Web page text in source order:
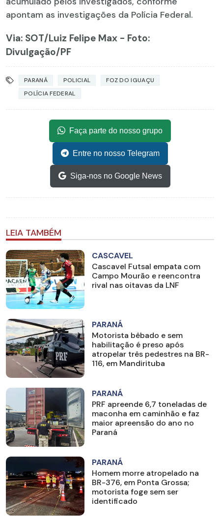
apontam as investigações da Polícia Federal.
Via: SOT/Luiz Felipe Max - Foto:
Divulgação/PF
PARANÁ POLICIAL
FOZ DO IGUAÇU
POLÍCIA FEDERAL
Faça parte do nosso grupo
Entre no nosso Telegram
Siga-nos no Google News
LEIA TAMBÉM
CASCAVEL
Cascavel Futsal empata com
Campo Mourão e reencontra
rival nas oitavas da LNF
PARANÁ
Motorista bêbado e sem
habilitação é preso após
atropelar três pedestres na BR-
116, em Mandirituba
PARANÁ
PRF apreende 6,7 toneladas de
maconha em caminhão e faz
maior apreensão do ano no
Paraná
PARANÁ
Homem morre atropelado na
BR-376, em Ponta Grossa;
motorista foge sem ser
identificado